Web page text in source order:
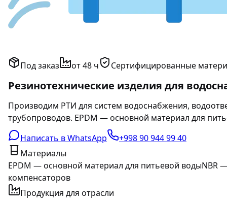
Под заказ от 48 ч Сертифицированные
Резинотехнические изделия для
Производим РТИ для систем водоснабжения,
трубопроводов. EPDM — основной материал для
Написать в WhatsApp
+998 90 944 99 40
Материалы
EPDM — основной материал для питьевой водыNBR
компенсаторов
Продукция для отрасли